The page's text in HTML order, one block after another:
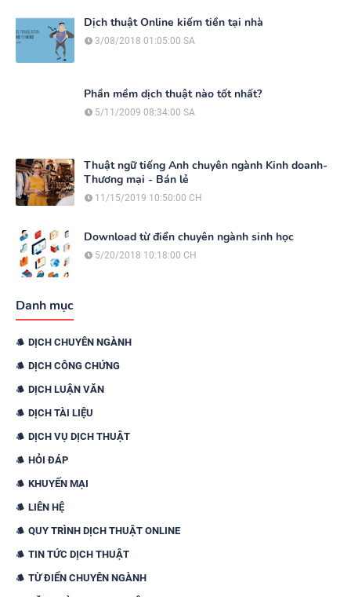
Dịch thuật Online kiếm tiền tại nhà
3/08/2018 01:05:00 SA
Phần mềm dịch thuật nào tốt nhất?
5/11/2009 08:34:00 SA
Thuật ngữ tiếng Anh chuyên ngành Kinh doanh-
Thương mại - Bán lẻ
11/15/2019 10:50:00 CH
Download từ điển chuyên ngành sinh học
5/20/2018 10:18:00 CH
Danh mục
DỊCH CHUYÊN NGÀNH
DỊCH CÔNG CHỨNG
DỊCH LUẬN VĂN
DỊCH TÀI LIỆU
DỊCH VỤ DỊCH THUẬT
HỎI ĐÁP
KHUYẾN MẠI
LIÊN HỆ
QUY TRÌNH DỊCH THUẬT ONLINE
TIN TỨC DỊCH THUẬT
TỪ ĐIỂN CHUYÊN NGÀNH